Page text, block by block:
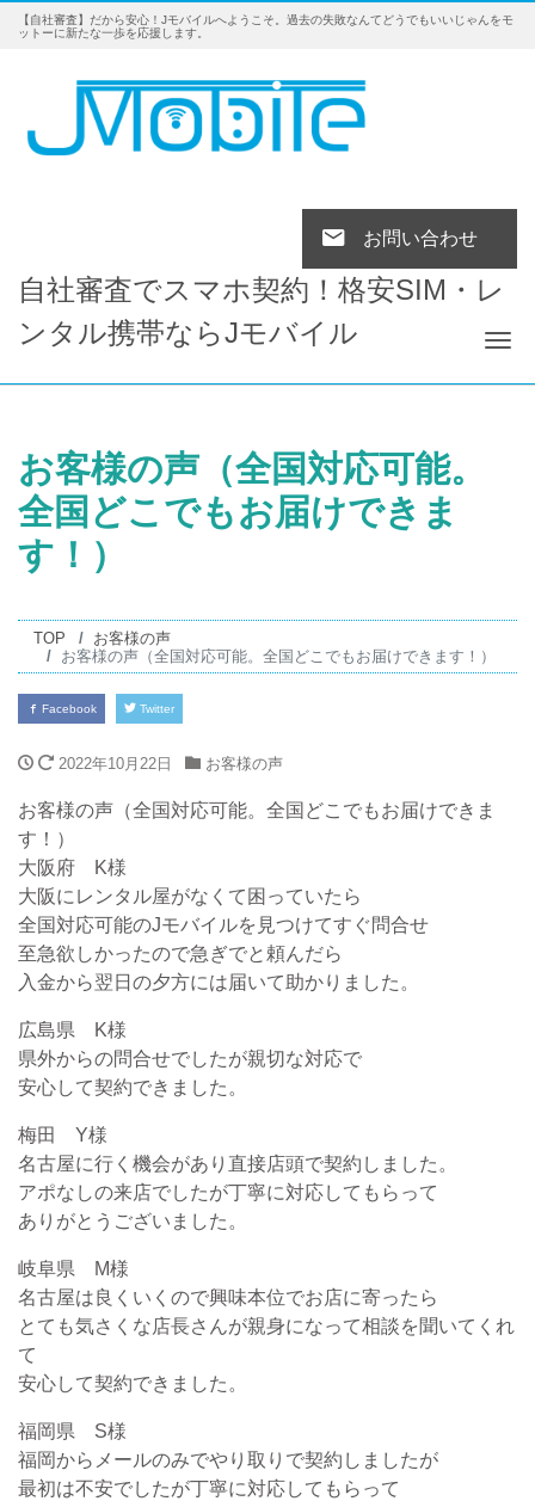
【自社審査】だから安心！Jモバイルへようこそ。過去の失敗なんてどうでもいいじゃんをモ
ットーに新たな一歩を応援します。
お問い合わせ
自社審査でスマホ契約！格安SIM・レ
ンタル携帯ならJモバイル
お客様の声（全国対応可能。
全国どこでもお届けできま
す！）
TOP
お客様の声
お客様の声（全国対応可能。全国どこでもお届けできます！）
Facebook Twitter
2022年10月22日 お客様の声
お客様の声（全国対応可能。全国どこでもお届けできま
す！）
大阪府 K様
大阪にレンタル屋がなくて困っていたら
全国対応可能のJモバイルを見つけてすぐ問合せ
至急欲しかったので急ぎでと頼んだら
入金から翌日の夕方には届いて助かりました。
広島県 K様
県外からの問合せでしたが親切な対応で
安心して契約できました。
梅田 Y様
名古屋に行く機会があり直接店頭で契約しました。
アポなしの来店でしたが丁寧に対応してもらって
ありがとうございました。
岐阜県 M様
名古屋は良くいくので興味本位でお店に寄ったら
とても気さくな店長さんが親身になって相談を聞いてくれ
て
安心して契約できました。
福岡県 S様
福岡からメールのみでやり取りで契約しましたが
最初は不安でしたが丁寧に対応してもらって